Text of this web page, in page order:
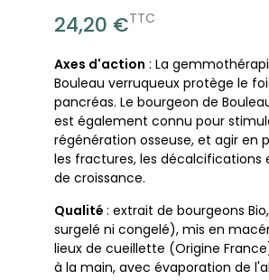
24,20 €TTC
Axes d'action : La
Bouleau verruqueux protège le
pancréas. Le bourgeon de
est également connu pour
régénération osseuse, et agir en
les fractures, les décalcifications
de croissance.
Qualité : extrait de bourgeons
surgelé ni congelé), mis en
lieux de cueillette (Origine
à la main, avec évaporation de